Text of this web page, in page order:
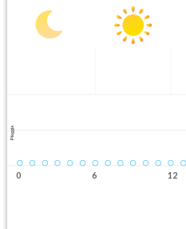
Pioggia
0 6 12